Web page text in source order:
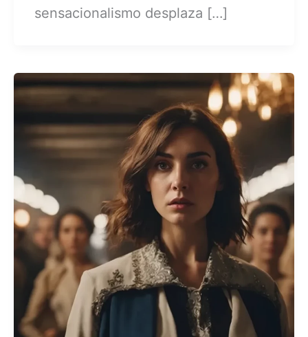
sensacionalismo desplaza […]